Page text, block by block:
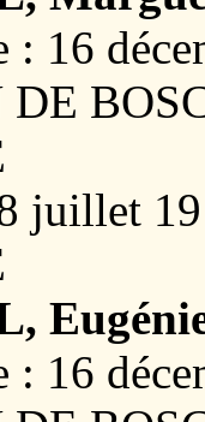
: 16
juillet
: 16